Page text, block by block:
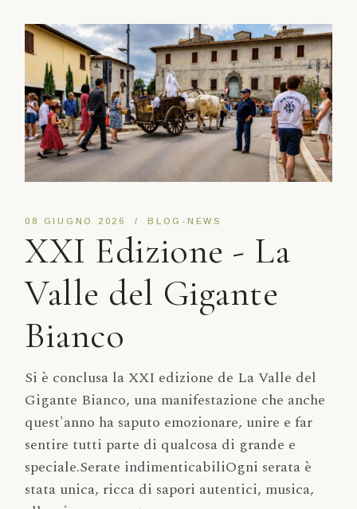
08 GIUGNO 2026 BLOG-NEWS
XXI Edizione - La
Valle del Gigante
Bianco
Si è conclusa la XXI edizione de La Valle del
Gigante Bianco, una manifestazione che anche
quest'anno ha saputo emozionare, unire e far
sentire tutti parte di qualcosa di grande e
speciale.Serate indimenticabiliOgni serata è
stata unica, ricca di sapori autentici, musica,